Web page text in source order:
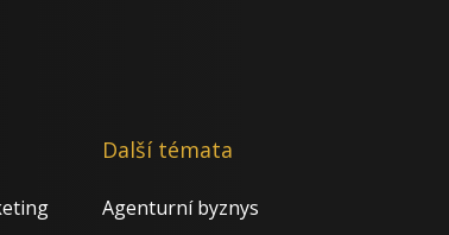
Další témata
Agenturní byznys